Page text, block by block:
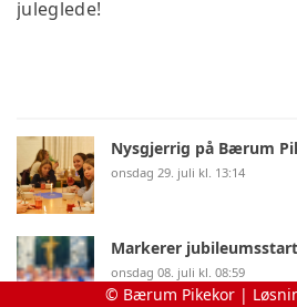
juleglede!
Nysgjerrig på Bærum
onsdag 29. juli kl. 13:14
Markerer
onsdag 08. juli kl. 08:59
© Bærum Pikekor |